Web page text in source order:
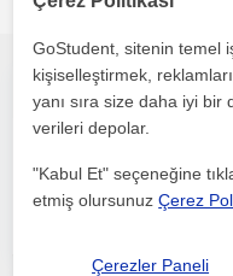
Her yaş grubuna ilkokul
GoStudent, sitenin temel
kişiselleştirmek,
yanı sıra size daha iyi
verileri depolar.
"Kabul Et" seçeneğine
etmiş olursunuzÇerez
Çerezler Paneli